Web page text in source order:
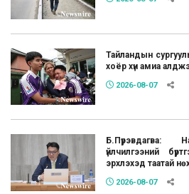
Тайландын
хоёр хүн амиа
2026-08-07
үйлчилгээний
эрхлэхэд таатай
2026-08-07